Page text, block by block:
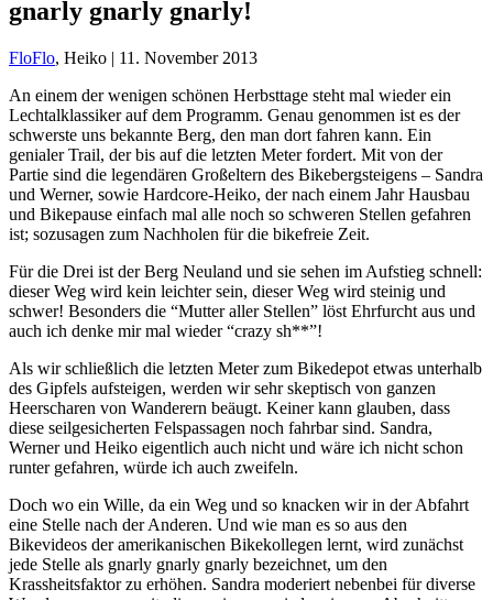
gnarly gnarly gnarly!
FloFlo, Heiko | 11. November 2013
An einem der wenigen schönen Herbsttage steht mal wieder ein
Lechtalklassiker auf dem Programm. Genau genommen ist es der
schwerste uns bekannte Berg, den man dort fahren kann. Ein
genialer Trail, der bis auf die letzten Meter fordert. Mit von der
Partie sind die legendären Großeltern des Bikebergsteigens – Sandra
und Werner, sowie Hardcore-Heiko, der nach einem Jahr Hausbau
und Bikepause einfach mal alle noch so schweren Stellen gefahren
ist; sozusagen zum Nachholen für die bikefreie Zeit.
Für die Drei ist der Berg Neuland und sie sehen im Aufstieg schnell:
dieser Weg wird kein leichter sein, dieser Weg wird steinig und
schwer! Besonders die “Mutter aller Stellen” löst Ehrfurcht aus und
auch ich denke mir mal wieder “crazy sh**”!
Als wir schließlich die letzten Meter zum Bikedepot etwas unterhalb
des Gipfels aufsteigen, werden wir sehr skeptisch von ganzen
Heerscharen von Wanderern beäugt. Keiner kann glauben, dass
diese seilgesicherten Felspassagen noch fahrbar sind. Sandra,
Werner und Heiko eigentlich auch nicht und wäre ich nicht schon
runter gefahren, würde ich auch zweifeln.
Doch wo ein Wille, da ein Weg und so knacken wir in der Abfahrt
eine Stelle nach der Anderen. Und wie man es so aus den
Bikevideos der amerikanischen Bikekollegen lernt, wird zunächst
jede Stelle als gnarly gnarly gnarly bezeichnet, um den
Krassheitsfaktor zu erhöhen. Sandra moderiert nebenbei für diverse